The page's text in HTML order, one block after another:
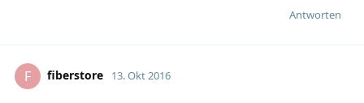
Antworten
F fiberstore 13. Okt 2016